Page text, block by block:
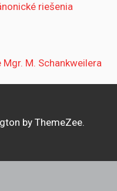
riešenia
M. Schankweilera
by ThemeZee.